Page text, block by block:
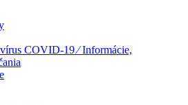
COVID-19 ⁄ Informácie,